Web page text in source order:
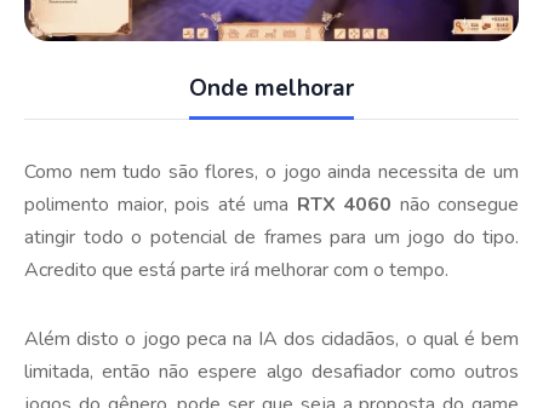
Onde melhorar
Como nem tudo são flores, o jogo ainda necessita de um
polimento maior, pois até uma RTX 4060 não consegue
atingir todo o potencial de frames para um jogo do tipo.
Acredito que está parte irá melhorar com o tempo.
Além disto o jogo peca na IA dos cidadãos, o qual é bem
limitada, então não espere algo desafiador como outros